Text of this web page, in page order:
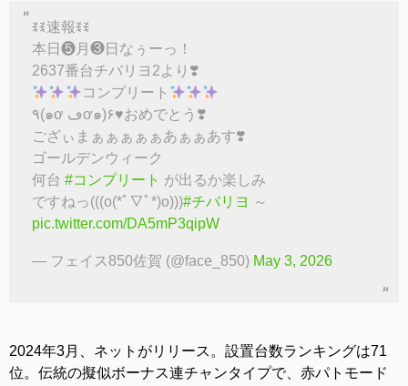
ꉂꉂ速報ꉂꉂ
本日❺月❸日なぅーっ！
2637番台チバリヨ2より❣️
️コンプリート
٩(๑ơ ڡơ๑)۶♥おめでとう❣️
ござぃまぁぁぁぁぁあぁぁあす❣️
ゴールデンウィーク
何台 #コンプリート が出るか楽しみ
ですねっ(((o(*ﾟ▽ﾟ*)o)))#チバリヨ ～
pic.twitter.com/DA5mP3qipW
— フェイス850佐賀 (@face_850) May 3, 2026
2024年3月、ネットがリリース。設置台数ランキングは71
位。伝統の擬似ボーナス連チャンタイプで、赤パトモード